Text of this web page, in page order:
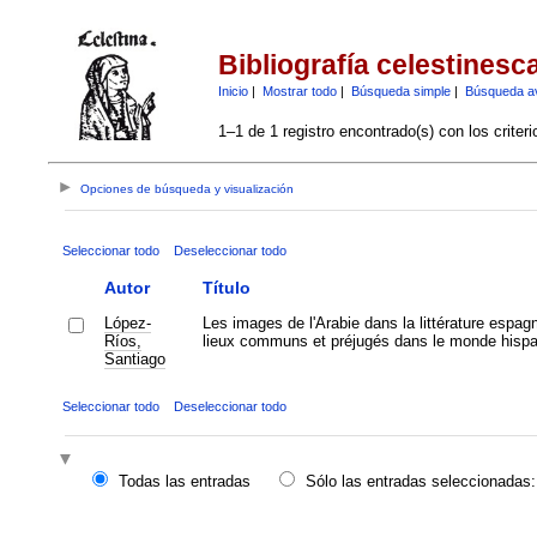
Bibliografía
Inicio| Mostrar todo| Búsqueda simple| Búsqueda
1–1 de 1 registro encontrado(s) con los
Opciones de búsqueda y visualización
Seleccionar todo Deseleccionar todo
Autor Título
López-
Ríos,
Santiago
Les images de l'Arabie dans la littérature
lieux communs et préjugés dans le monde
Seleccionar todo Deseleccionar todo
Todas las entradas
Sólo las entradas seleccionadas: